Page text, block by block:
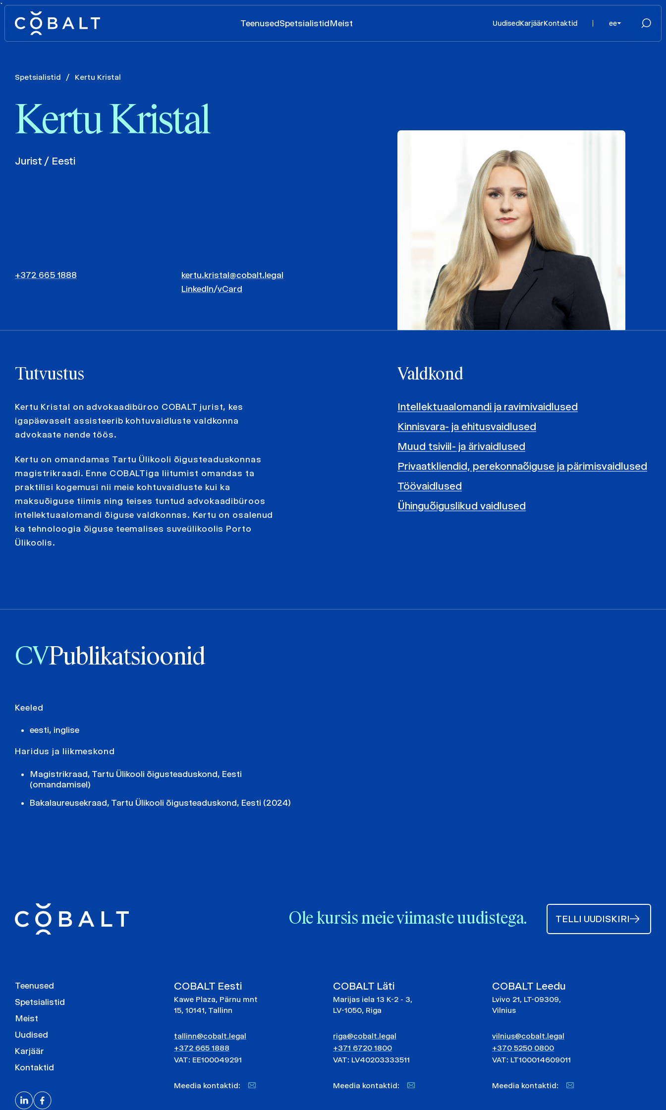
`
TeenusedSpetsialistidMeist UudisedKarjäärKontaktid ee
Spetsialistid / Kertu Kristal
Kertu Kristal
Jurist / Eesti
+372 665 1888
kertu.kristal@cobalt.legal
LinkedIn/vCard
Tutvustus
Kertu Kristal on advokaadibüroo COBALT jurist, kes
igapäevaselt assisteerib kohtuvaidluste valdkonna
advokaate nende töös.
Kertu on omandamas Tartu Ülikooli õigusteaduskonnas
magistrikraadi. Enne COBALTiga liitumist omandas ta
praktilisi kogemusi nii meie kohtuvaidluste kui ka
maksuõiguse tiimis ning teises tuntud advokaadibüroos
intellektuaalomandi õiguse valdkonnas. Kertu on osalenud
ka tehnoloogia õiguse teemalises suveülikoolis Porto
Ülikoolis.
Valdkond
Intellektuaalomandi ja ravimivaidlused
Kinnisvara- ja ehitusvaidlused
Muud tsiviil- ja ärivaidlused
Privaatkliendid, perekonnaõiguse ja pärimisvaidlused
Töövaidlused
Ühinguõiguslikud vaidlused
CVPublikatsioonid
Keeled
eesti, inglise
Haridus ja liikmeskond
Magistrikraad, Tartu Ülikooli õigusteaduskond, Eesti
(omandamisel)
Bakalaureusekraad, Tartu Ülikooli õigusteaduskond, Eesti (2024)
Ole kursis meie viimaste uudistega. TELLI UUDISKIRI
Teenused
Spetsialistid
Meist
Uudised
Karjäär
Kontaktid
COBALT Eesti
Kawe Plaza, Pärnu mnt
15, 10141, Tallinn
tallinn@cobalt.legal
+372 665 1888
VAT: EE100049291
Meedia kontaktid:
COBALT Läti
Marijas iela 13 K-2 - 3,
LV-1050, Riga
riga@cobalt.legal
+371 6720 1800
VAT: LV40203333511
Meedia kontaktid:
COBALT Leedu
Lvivo 21, LT-09309,
Vilnius
vilnius@cobalt.legal
+370 5250 0800
VAT: LT100014609011
Meedia kontaktid: